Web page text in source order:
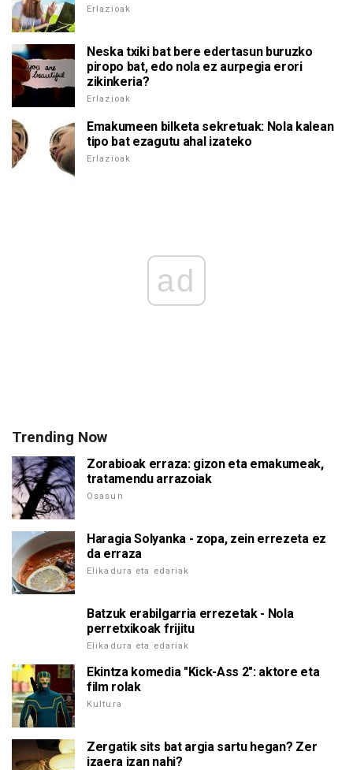
Erlazioak
Neska txiki bat bere edertasun buruzko
piropo bat, edo nola ez aurpegia erori
zikinkeria?
Erlazioak
Emakumeen bilketa sekretuak: Nola kalean
tipo bat ezagutu ahal izateko
Erlazioak
ad
Trending Now
Zorabioak erraza: gizon eta emakumeak,
tratamendu arrazoiak
Osasun
Haragia Solyanka - zopa, zein errezeta ez
da erraza
Elikadura eta edariak
Batzuk erabilgarria errezetak - Nola
perretxikoak frijitu
Elikadura eta edariak
Ekintza komedia "Kick-Ass 2": aktore eta
film rolak
Kultura
Zergatik sits bat argia sartu hegan? Zer
izaera izan nahi?